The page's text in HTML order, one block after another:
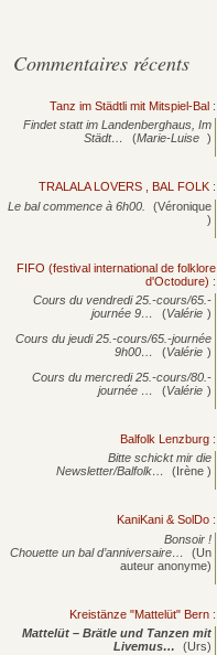
Commentaires récents
Tanz im Städtli mit Mitspiel-Bal :
Findet statt im Landenberghaus, Im
Städt…
(Marie-Luise )
TRALALA LOVERS , BAL FOLK :
Le bal commence à 6h00.
(Véronique
)
FIFO (festival international de folklore
d'Octodure) :
Cours du vendredi 25.-cours/65.-
journée 9… (Valérie )
Cours du jeudi 25.-cours/65.-journée
9h00…
(Valérie )
Cours du mercredi 25.-cours/80.-
journée … (Valérie )
Balfolk Lenzburg :
Bitte schickt mir die
Newsletter/Balfolk…
(Irène )
KaniKani & SolDo :
Bonsoir !
Chouette un bal d’anniversaire…
(Un
auteur anonyme)
Kreistänze "Mattelüt" Bern :
Mattelüt – Brätle und Tanzen mit
Livemus…
(Urs)